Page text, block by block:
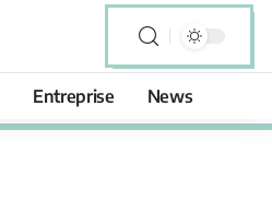
Entreprise News